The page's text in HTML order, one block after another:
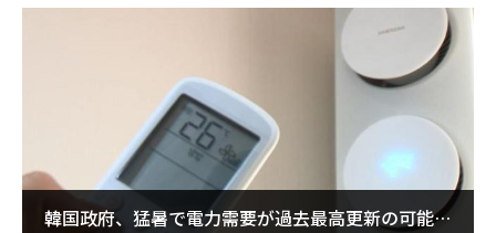
韓国政府、猛暑で電力需要が過去最高更新の可能性